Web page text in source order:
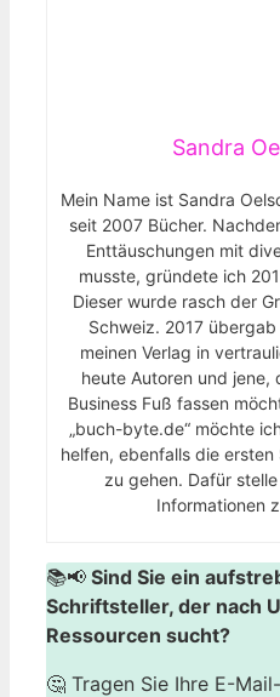
Sandra
Mein Name ist Sandra
seit 2007 Bücher.
Enttäuschungen mit
musste, gründete ich
Dieser wurde rasch der
Schweiz. 2017
meinen Verlag in
heute Autoren und jene,
Business Fuß fassen
„buch-byte.de“ möchte
helfen, ebenfalls die
zu gehen. Dafür
Informationen
📚📢 Sind Sie ein
Schriftsteller, der nach
Ressourcen sucht?
🤔 Tragen Sie Ihre E-